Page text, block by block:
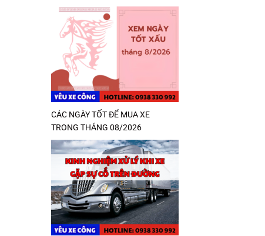
CÁC NGÀY TỐT ĐỂ MUA XE
TRONG THÁNG 08/2026